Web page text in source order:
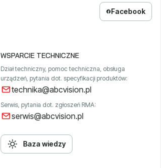
Facebook
WSPARCIE TECHNICZNE
Dział techniczny, pomoc techniczna, obsługa
urządzeń, pytania dot. specyfikacji produktów:
technika@abcvision.pl
Serwis, pytania dot. zgłoszeń RMA:
serwis@abcvision.pl
Baza wiedzy